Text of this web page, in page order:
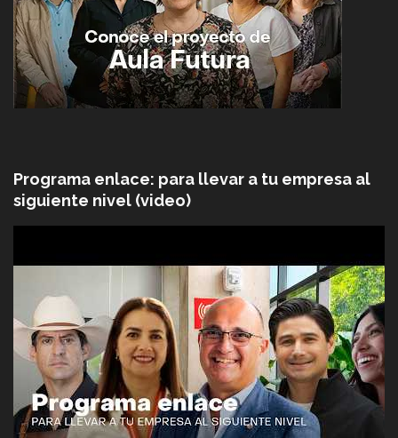
Programa enlace: para llevar a tu empresa al
siguiente nivel (video)